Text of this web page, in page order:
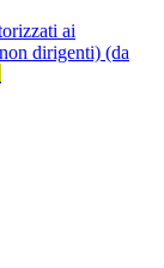
ai
dirigenti) (da